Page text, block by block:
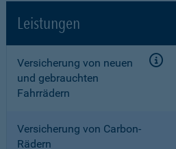
Leistungen
Versicherung von neuen
und gebrauchten
Fahrrädern
Versicherung von Carbon-
Rädern